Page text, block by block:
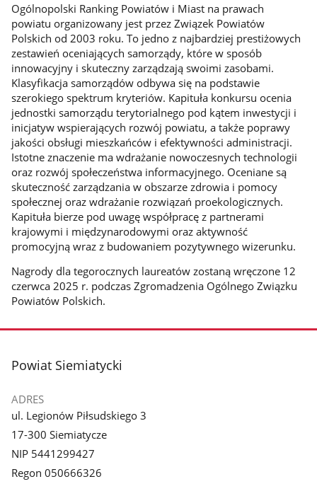
Ogólnopolski Ranking Powiatów i Miast na prawach
powiatu organizowany jest przez Związek Powiatów
Polskich od 2003 roku. To jedno z najbardziej prestiżowych
zestawień oceniających samorządy, które w sposób
innowacyjny i skuteczny zarządzają swoimi zasobami.
Klasyfikacja samorządów odbywa się na podstawie
szerokiego spektrum kryteriów. Kapituła konkursu ocenia
jednostki samorządu terytorialnego pod kątem inwestycji i
inicjatyw wspierających rozwój powiatu, a także poprawy
jakości obsługi mieszkańców i efektywności administracji.
Istotne znaczenie ma wdrażanie nowoczesnych technologii
oraz rozwój społeczeństwa informacyjnego. Oceniane są
skuteczność zarządzania w obszarze zdrowia i pomocy
społecznej oraz wdrażanie rozwiązań proekologicznych.
Kapituła bierze pod uwagę współpracę z partnerami
krajowymi i międzynarodowymi oraz aktywność
promocyjną wraz z budowaniem pozytywnego wizerunku.
Nagrody dla tegorocznych laureatów zostaną wręczone 12
czerwca 2025 r. podczas Zgromadzenia Ogólnego Związku
Powiatów Polskich.
stopka
Powiat Siemiatycki
ADRES
ul. Legionów Piłsudskiego 3
17-300 Siemiatycze
NIP 5441299427
Regon 050666326